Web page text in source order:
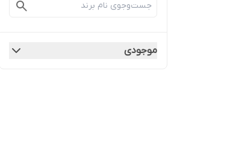
موجودی